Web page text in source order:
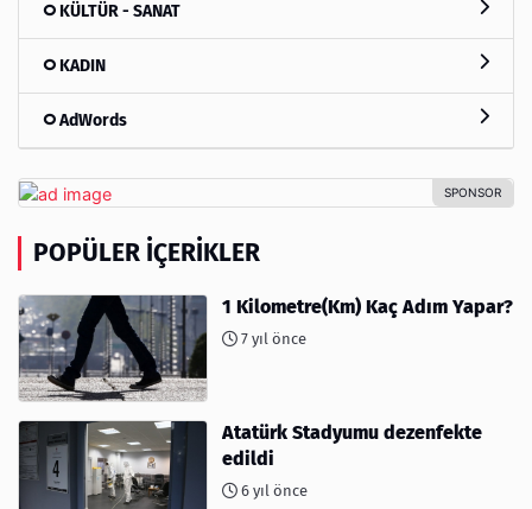
KÜLTÜR - SANAT
KADIN
AdWords
POPÜLER İÇERIKLER
1 Kilometre(Km) Kaç Adım Yapar?
7 yıl önce
Atatürk Stadyumu dezenfekte
edildi
6 yıl önce